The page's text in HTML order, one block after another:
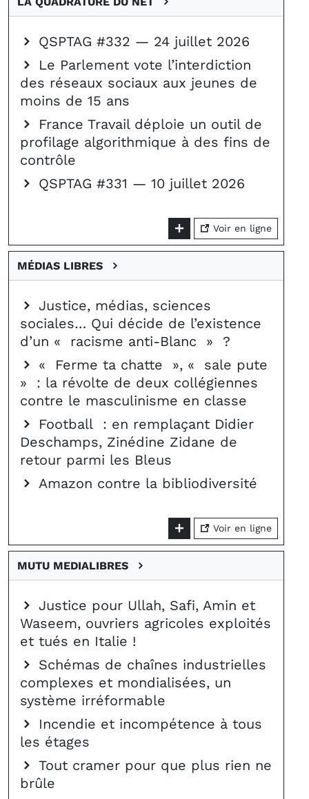
QSPTAG #332 — 24 juillet 2026
Le Parlement vote l’interdiction
des réseaux sociaux aux jeunes de
moins de 15 ans
France Travail déploie un outil de
profilage algorithmique à des fins de
contrôle
QSPTAG #331 — 10 juillet 2026
Voir en ligne
MÉDIAS LIBRES
Justice, médias, sciences
sociales… Qui décide de l’existence
d’un « racisme anti-Blanc » ?
« Ferme ta chatte », « sale pute
» : la révolte de deux collégiennes
contre le masculinisme en classe
Football : en remplaçant Didier
Deschamps, Zinédine Zidane de
retour parmi les Bleus
Amazon contre la bibliodiversité
Voir en ligne
MUTU MEDIALIBRES
Justice pour Ullah, Safi, Amin et
Waseem, ouvriers agricoles exploités
et tués en Italie !
Schémas de chaînes industrielles
complexes et mondialisées, un
système irréformable
Incendie et incompétence à tous
les étages
Tout cramer pour que plus rien ne
brûle